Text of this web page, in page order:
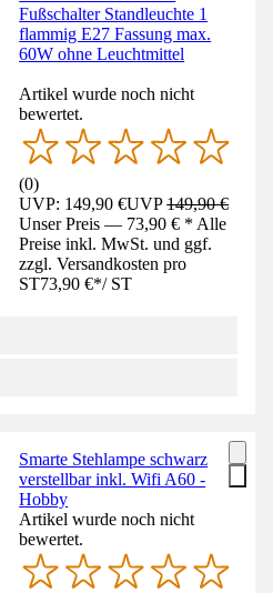
Fußschalter Standleuchte 1
flammig E27 Fassung max.
60W ohne Leuchtmittel
Artikel wurde noch nicht
bewertet.
(0)
UVP: 149,90 €UVP149,90 €
Unser Preis — 73,90 € * Alle
Preise inkl. MwSt. und ggf.
zzgl. Versandkosten pro
ST73,90 €*/ ST
Smarte Stehlampe schwarz
verstellbar inkl. Wifi A60 -
Hobby
Artikel wurde noch nicht
bewertet.